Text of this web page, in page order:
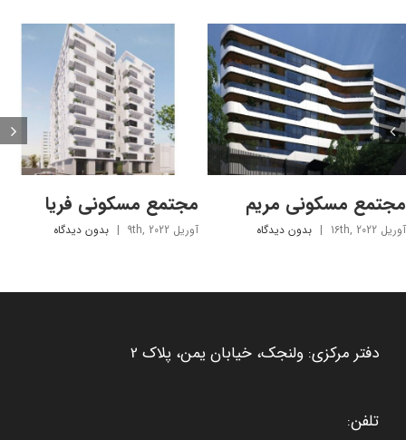
مجتمع مسکونی مریم
آوریل 16th, 2022 | بدون ديدگاه
مجتمع مسکونی فریا
آوریل 9th, 2022 | بدون ديدگاه
دفتر مرکزی: ولنجک، خیابان یمن، پلاک 2
تلفن: